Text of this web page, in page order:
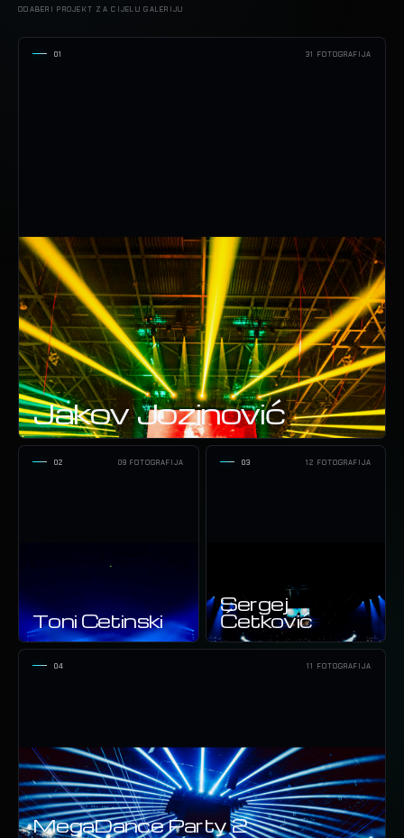
ODABERI PROJEKT ZA CIJELU GALERIJU
Jakov Jozinović
01 31 FOTOGRAFIJA
Toni Cetinski
02 09 FOTOGRAFIJA
Sergej
Ćetković
03 12 FOTOGRAFIJA
MegaDance Party 2
04 11 FOTOGRAFIJA